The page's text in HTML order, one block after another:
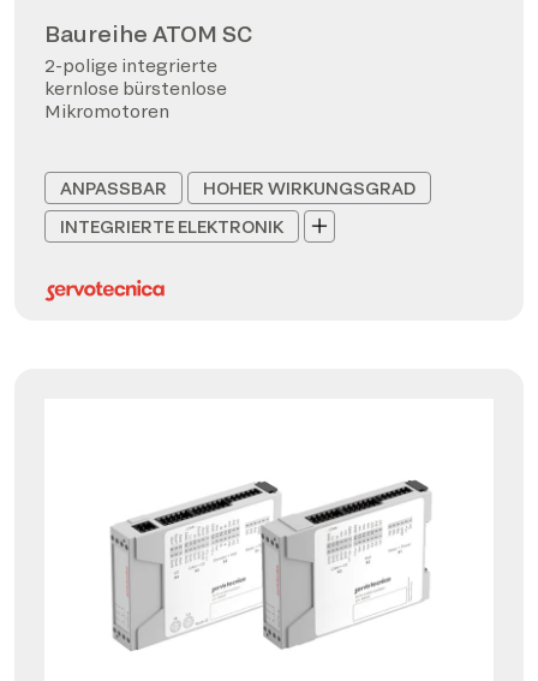
Baureihe ATOM SC
2-polige integrierte
kernlose bürstenlose
Mikromotoren
ANPASSBAR
HOHER WIRKUNGSGRAD
INTEGRIERTE ELEKTRONIK